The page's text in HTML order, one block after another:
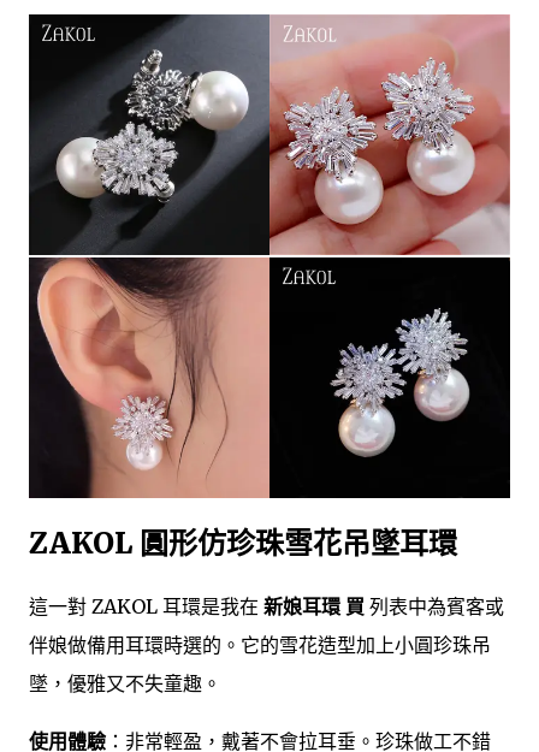
ZAKOL 圓形仿珍珠雪花吊墜耳環
這一對 ZAKOL 耳環是我在 新娘耳環 買 列表中為賓客或
伴娘做備用耳環時選的。它的雪花造型加上小圓珍珠吊
墜，優雅又不失童趣。
使用體驗 ：非常輕盈，戴著不會拉耳垂。珍珠做工不錯